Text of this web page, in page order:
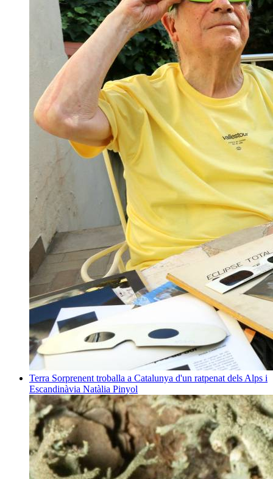
Terra Sorprenent troballa a Catalunya d'un ratpenat dels Alps i
Escandinàvia Natàlia Pinyol